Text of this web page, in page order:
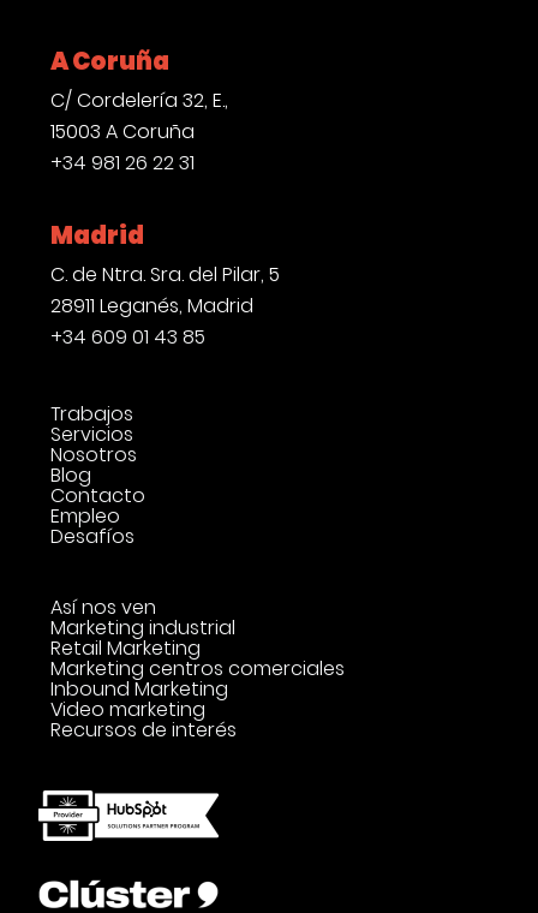
A Coruña
C/ Cordelería 32, E.,
15003 A Coruña
+34 981 26 22 31
Madrid
C. de Ntra. Sra. del Pilar, 5
28911 Leganés, Madrid
+34 609 01 43 85
Trabajos
Servicios
Nosotros
Blog
Contacto
Empleo
Desafíos
Así nos ven
Marketing industrial
Retail Marketing
Marketing centros comerciales
Inbound Marketing
Video marketing
Recursos de interés